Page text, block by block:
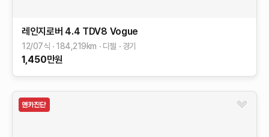
레인지로버 4.4 TDV8 Vogue
12/07식 184,219km 디젤 경기
1,450만원